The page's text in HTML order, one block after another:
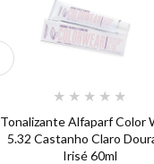
★ ★ ★ ★ ★
Tonalizante Alfaparf Color
5.32 Castanho Claro
Irisé 60ml